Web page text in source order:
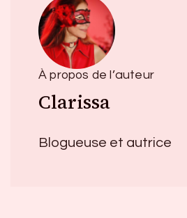
À propos de l’auteur
Clarissa
Blogueuse et autrice